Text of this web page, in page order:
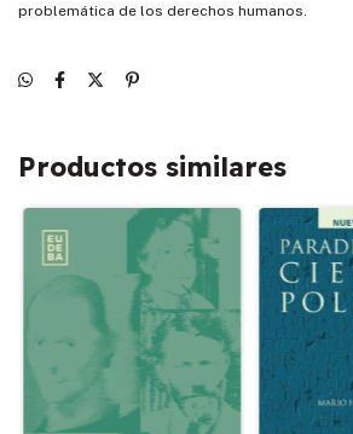
problemática de los derechos humanos.
Productos similares